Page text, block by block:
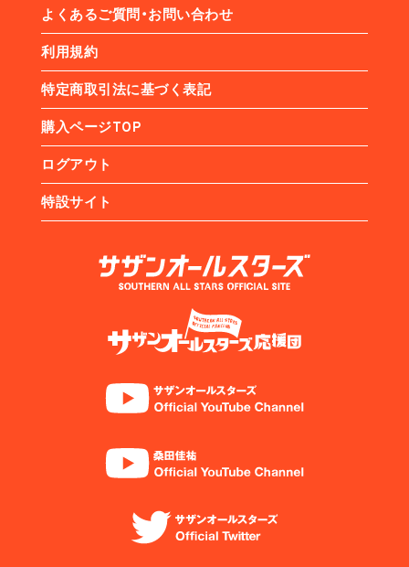
よくあるご質問・お問い合わせ
利用規約
特定商取引法に基づく表記
購入ページTOP
ログアウト
特設サイト